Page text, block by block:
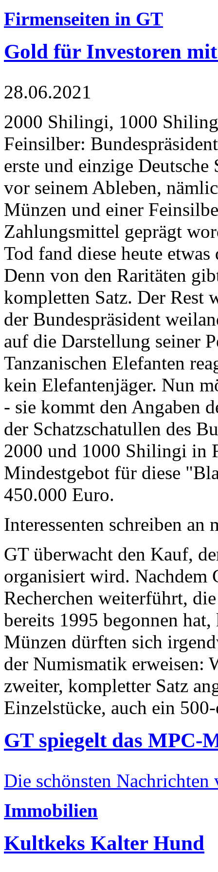
Firmenseiten in GT
Gold für Investoren
28.06.2021
2000 Shilingi, 1000
Feinsilber:
erste und einzige Deutsche
vor seinem Ableben,
Münzen und einer
Zahlungsmittel geprägt
Tod fand diese heute
Denn von den Raritäten
kompletten Satz. Der Rest
der Bundespräsident
auf die Darstellung seiner
Tanzanischen Elefanten
kein Elefantenjäger. Nun
- sie kommt den Angaben
der Schatzschatullen des
2000 und 1000 Shilingi in
Mindestgebot für diese
450.000 Euro.
Interessenten schreiben
GT überwacht den Kauf,
organisiert wird. Nachdem
Recherchen weiterführt,
bereits 1995 begonnen
Münzen dürften sich
der Numismatik erweisen:
zweiter, kompletter Satz
Einzelstücke, auch ein
GT spiegelt das MPC-
Die schönsten Nachrichten
Immobilien
Kultkeks Kalter Hund